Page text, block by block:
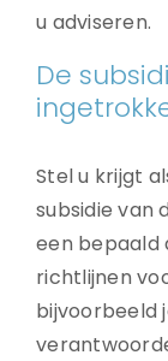
u adviseren.
De subsidie wordt
Stel u krijgt
subsidie van
een bepaald
richtlijnen
bijvoorbeeld